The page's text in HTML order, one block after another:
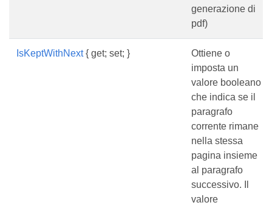
generazione di
pdf)
IsKeptWithNext{ get; set; }
Ottiene o
imposta un
valore booleano
che indica se il
paragrafo
corrente rimane
nella stessa
pagina insieme
al paragrafo
successivo. Il
valore